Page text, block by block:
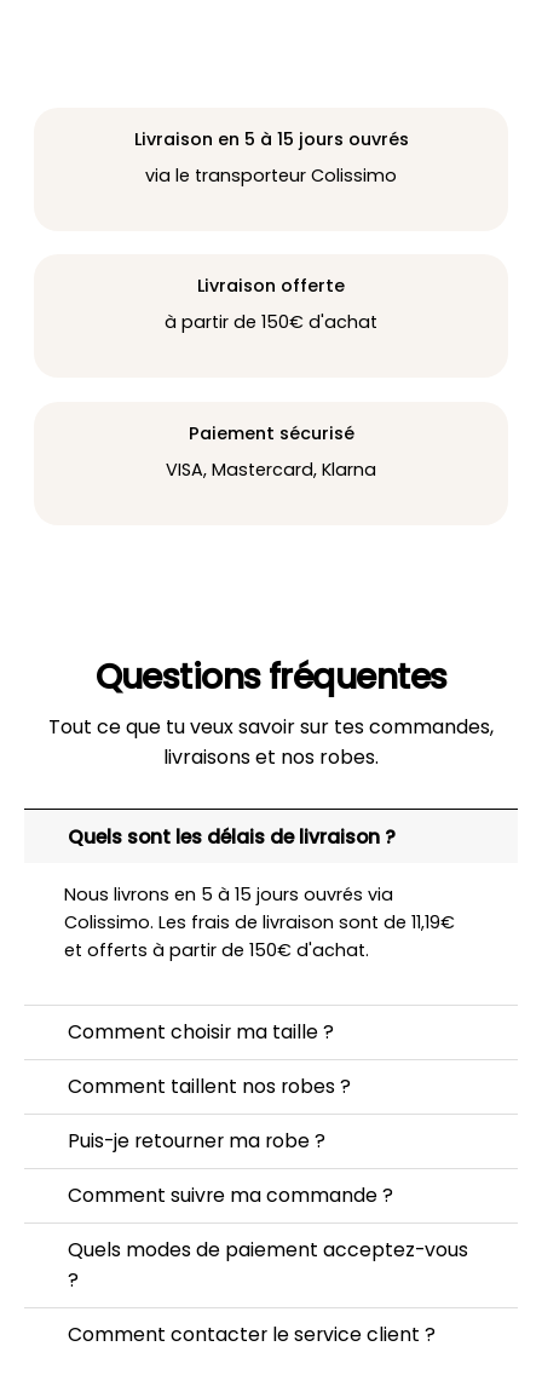
Livraison en 5 à 15 jours ouvrés
via le transporteur Colissimo
Livraison offerte
à partir de 150€ d'achat
Paiement sécurisé
VISA, Mastercard, Klarna
Questions fréquentes
Tout ce que tu veux savoir sur tes commandes,
livraisons et nos robes.
Quels sont les délais de livraison ?
Nous livrons en 5 à 15 jours ouvrés via
Colissimo. Les frais de livraison sont de 11,19€
et offerts à partir de 150€ d'achat.
Comment choisir ma taille ?
Comment taillent nos robes ?
Puis-je retourner ma robe ?
Comment suivre ma commande ?
Quels modes de paiement acceptez-vous
?
Comment contacter le service client ?